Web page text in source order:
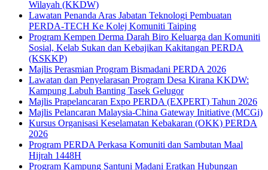
Wilayah (KKDW)
Lawatan Penanda Aras Jabatan Teknologi Pembuatan
PERDA-TECH Ke Kolej Komuniti Taiping
Program Kempen Derma Darah Biro Keluarga dan Komuniti
Sosial, Kelab Sukan dan Kebajikan Kakitangan PERDA
(KSKKP)
Majlis Perasmian Program Bismadani PERDA 2026
Lawatan dan Penyelarasan Program Desa Kirana KKDW:
Kampung Labuh Banting Tasek Gelugor
Majlis Prapelancaran Expo PERDA (EXPERT) Tahun 2026
Majlis Pelancaran Malaysia-China Gateway Initiative (MCGi)
Kursus Organisasi Keselamatan Kebakaran (OKK) PERDA
2026
Program PERDA Perkasa Komuniti dan Sambutan Maal
Hijrah 1448H
Program Kampung Santuni Madani Eratkan Hubungan